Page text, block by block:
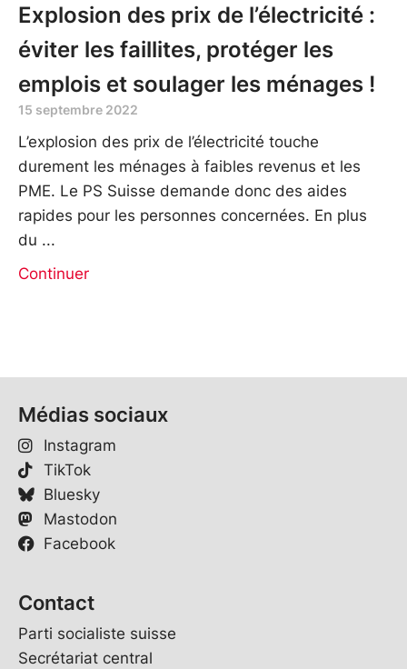
Explosion des prix de l’électricité :
éviter les faillites, protéger les
emplois et soulager les ménages !
15 septembre 2022
L’explosion des prix de l’électricité touche
durement les ménages à faibles revenus et les
PME. Le PS Suisse demande donc des aides
rapides pour les personnes concernées. En plus
du
Continuer
Médias sociaux
Instagram
TikTok
Bluesky
Mastodon
Facebook
Contact
Parti socialiste suisse
Secrétariat central